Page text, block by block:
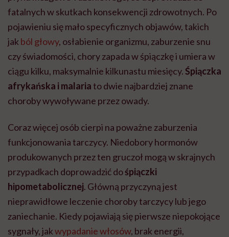
fatalnych w skutkach konsekwencji zdrowotnych. Po
pojawieniu się mało specyficznych objawów, takich
jak ból głowy, osłabienie organizmu, zaburzenie snu
czy świadomości, chory zapada w śpiączkę i umiera w
ciągu kilku, maksymalnie kilkunastu miesięcy.Śpiączka
afrykańska i malariato dwie najbardziej znane
choroby wywoływane przez owady.
Coraz więcej osób cierpi na poważne zaburzenia
funkcjonowania tarczycy. Niedobory hormonów
produkowanych przez ten gruczoł mogą w skrajnych
przypadkach doprowadzić dośpiączki
hipometabolicznej. Główną przyczyną jest
nieprawidłowe leczenie choroby tarczycy lub jego
zaniechanie. Kiedy pojawiają się pierwsze niepokojące
sygnały, jakwypadanie włosów, brak energii,